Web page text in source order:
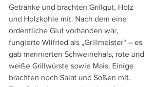
Getränke und brachten Grillgut, Holz
und Holzkohle mit. Nach dem eine
ordentliche Glut vorhanden war,
fungierte Wilfried als „Grillmeister“ – es
gab marinierten Schweinehals, rote und
weiße Grillwürste sowie Mais. Einige
brachten noch Salat und Soßen mit.